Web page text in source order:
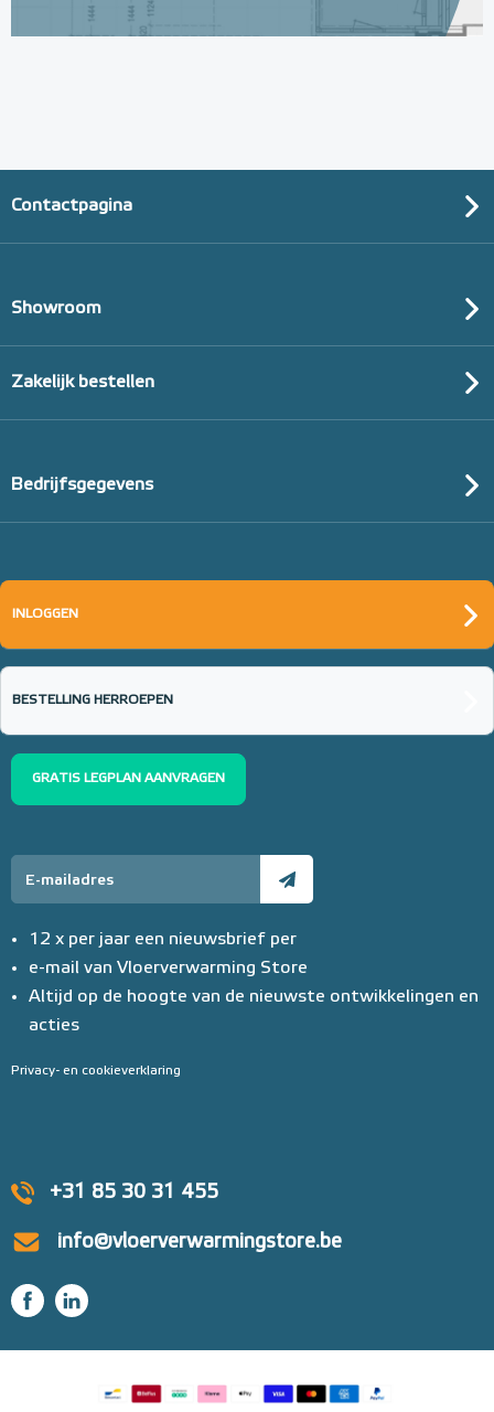
+31 85 30 31 455
info@vloerverwarmingstore.be
Contactpagina
Showroom
Zakelijk bestellen
Bedrijfsgegevens
INLOGGEN
BESTELLING HERROEPEN
GRATIS LEGPLAN AANVRAGEN
12 x per jaar een nieuwsbrief per
e-mail van Vloerverwarming Store
Altijd op de hoogte van de nieuwste ontwikkelingen en
acties
Privacy- en cookieverklaring